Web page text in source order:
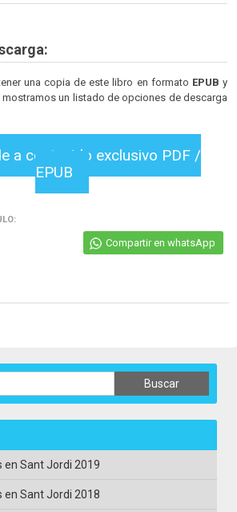
una copia de este libro en formato EPUB y
mostramos un listado de opciones de descarga
a contenido exclusivo PDF /
EPUB
Compartir en whatsApp
en Sant Jordi 2019
en Sant Jordi 2018